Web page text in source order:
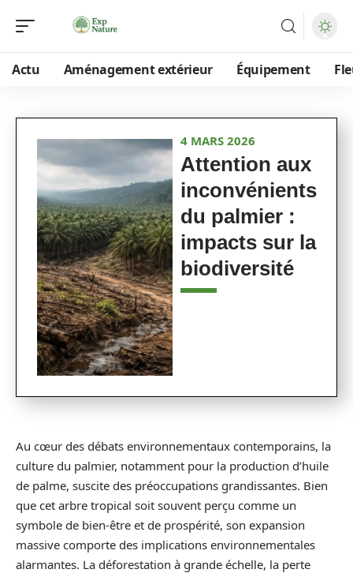
Actu Aménagement extérieur Équipement
4 MARS 2026
Attention aux
inconvénients
du palmier :
impacts sur la
biodiversité
Au cœur des débats environnementaux contemporains, la
culture du palmier, notamment pour la production d’huile
de palme, suscite des préoccupations grandissantes. Bien
que cet arbre tropical soit souvent perçu comme un
symbole de bien-être et de prospérité, son expansion
massive comporte des implications environnementales
alarmantes. La déforestation à grande échelle, la perte